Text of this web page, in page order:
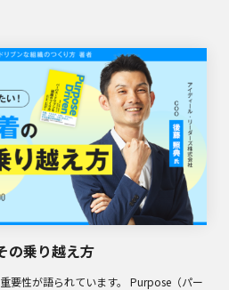
の乗り越え方
要性が語られています。 Purpose（パー